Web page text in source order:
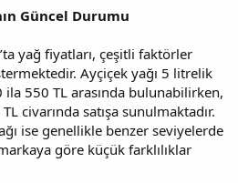
Güncel Durumu
yağ fiyatları, çeşitli faktörler
Ayçiçek yağı 5 litrelik
550 TL arasında bulunabilirken,
civarında satışa sunulmaktadır.
ise genellikle benzer seviyelerde
göre küçük farklılıklar